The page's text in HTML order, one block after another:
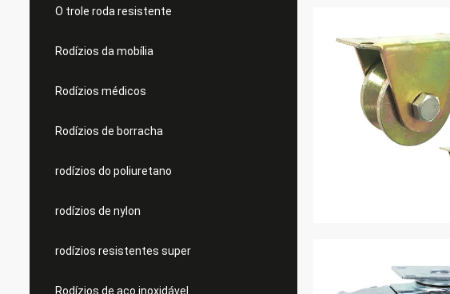
O trole roda resistente
Rodízios da mobília
Rodízios médicos
Rodízios de borracha
rodízios do poliuretano
rodízios de nylon
rodízios resistentes super
Rodízios de aço inoxidável